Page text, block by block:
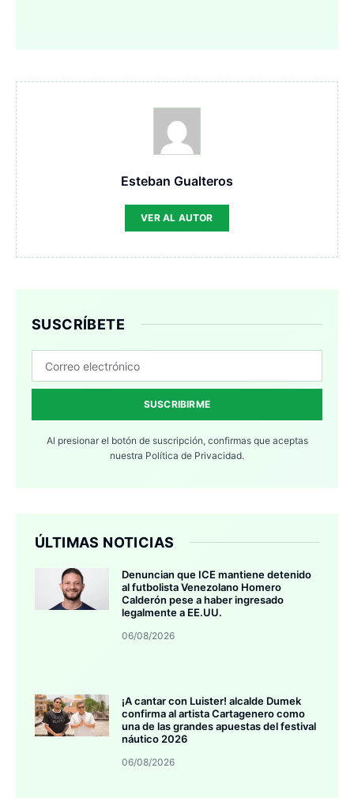
Esteban Gualteros
VER AL AUTOR
SUSCRÍBETE
SUSCRIBIRME
Al presionar el botón de suscripción, confirmas que aceptas
nuestra Política de Privacidad.
ÚLTIMAS NOTICIAS
Denuncian que ICE mantiene detenido
al futbolista Venezolano Homero
Calderón pese a haber ingresado
legalmente a EE.UU.
06/08/2026
¡A cantar con Luister! alcalde Dumek
confirma al artista Cartagenero como
una de las grandes apuestas del festival
náutico 2026
06/08/2026